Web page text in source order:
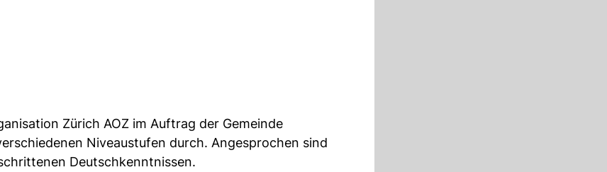
Zürich AOZ im Auftrag der Gemeinde
Niveaustufen durch. Angesprochen sind
Deutschkenntnissen.